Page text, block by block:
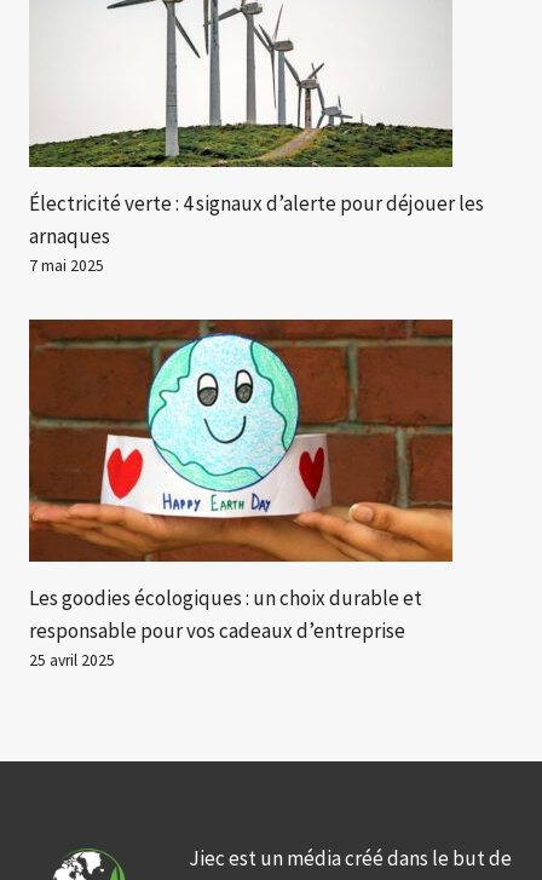
Électricité verte : 4 signaux d’alerte pour déjouer les
arnaques
7 mai 2025
Les goodies écologiques : un choix durable et
responsable pour vos cadeaux d’entreprise
25 avril 2025
Jiec est un média créé dans le but de